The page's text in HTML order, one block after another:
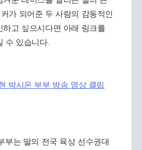
가 되어준 두 사람의 감동적인
하고 싶으시다면 아래 링크를
수 있습니다.
박시은 부부 방송 영상 클립
부는 딸의 전국 육상 선수권대